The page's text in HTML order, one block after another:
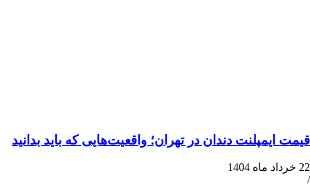
دندان در تهران؛ واقعیت‌هایی که باید بدانید